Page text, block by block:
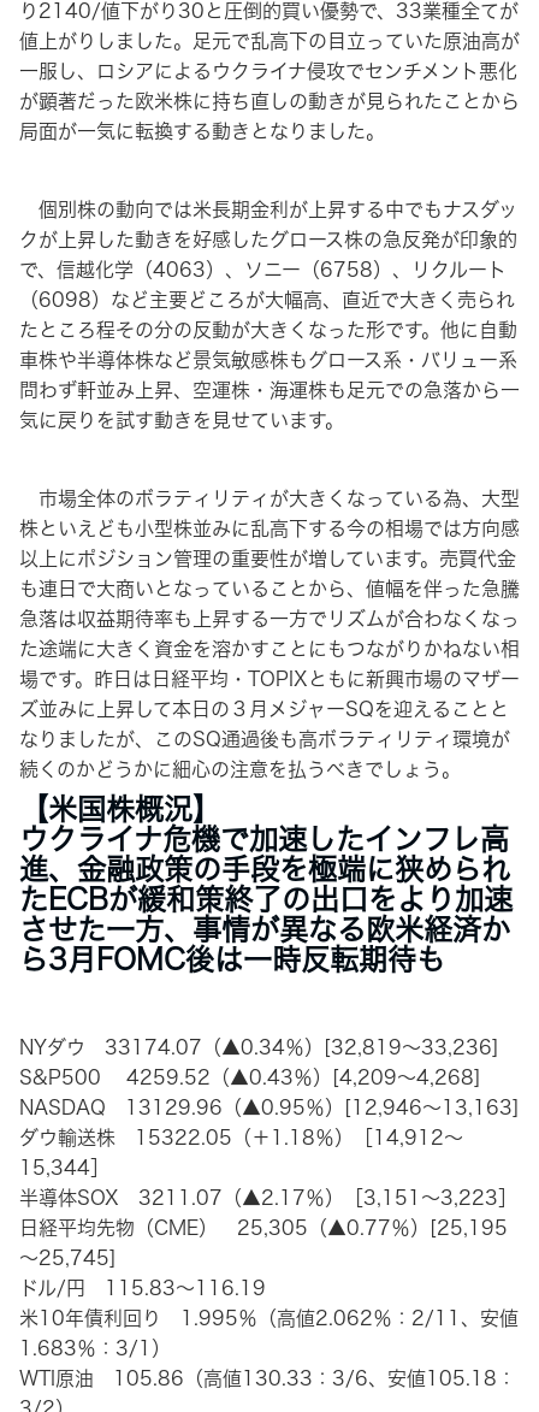
り2140/値下がり30と圧倒的買い優勢で、33業種全てが
値上がりしました。足元で乱高下の目立っていた原油高が
一服し、ロシアによるウクライナ侵攻でセンチメント悪化
が顕著だった欧米株に持ち直しの動きが見られたことから
局面が一気に転換する動きとなりました。
個別株の動向では米長期金利が上昇する中でもナスダッ
クが上昇した動きを好感したグロース株の急反発が印象的
で、信越化学（4063）、ソニー（6758）、リクルート
（6098）など主要どころが大幅高、直近で大きく売られ
たところ程その分の反動が大きくなった形です。他に自動
車株や半導体株など景気敏感株もグロース系・バリュー系
問わず軒並み上昇、空運株・海運株も足元での急落から一
気に戻りを試す動きを見せています。
市場全体のボラティリティが大きくなっている為、大型
株といえども小型株並みに乱高下する今の相場では方向感
以上にポジション管理の重要性が増しています。売買代金
も連日で大商いとなっていることから、値幅を伴った急騰
急落は収益期待率も上昇する一方でリズムが合わなくなっ
た途端に大きく資金を溶かすことにもつながりかねない相
場です。昨日は日経平均・TOPIXともに新興市場のマザー
ズ並みに上昇して本日の３月メジャーSQを迎えることと
なりましたが、このSQ通過後も高ボラティリティ環境が
続くのかどうかに細心の注意を払うべきでしょう。
【米国株概況】
ウクライナ危機で加速したインフレ高
進、金融政策の手段を極端に狭められ
たECBが緩和策終了の出口をより加速
させた一方、事情が異なる欧米経済か
ら3月FOMC後は一時反転期待も
NYダウ 33174.07（▲0.34％）[32,819～33,236]
S&P500 4259.52（▲0.43％）[4,209～4,268]
NASDAQ 13129.96（▲0.95％）[12,946～13,163]
ダウ輸送株 15322.05（＋1.18％）［14,912～
15,344］
半導体SOX 3211.07（▲2.17％）［3,151～3,223］
日経平均先物（CME） 25,305（▲0.77％）[25,195
～25,745]
ドル/円 115.83～116.19
米10年債利回り 1.995％（高値2.062％：2/11、安値
1.683％：3/1）
WTI原油 105.86（高値130.33：3/6、安値105.18：